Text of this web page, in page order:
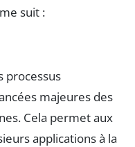
suit :
processus
majeures des
Cela permet aux
applications à la